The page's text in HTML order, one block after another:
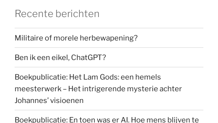
Recente berichten
Militaire of morele herbewapening?
Ben ik een eikel, ChatGPT?
Boekpublicatie: Het Lam Gods: een hemels
meesterwerk – Het intrigerende mysterie achter
Johannes’ visioenen
Boekpublicatie: En toen was er AI. Hoe mens blijven te